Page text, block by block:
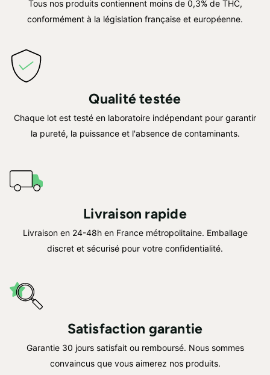
Tous nos produits contiennent moins de 0,3% de THC,
conformément à la législation française et européenne.
Qualité testée
Chaque lot est testé en laboratoire indépendant pour garantir
la pureté, la puissance et l'absence de contaminants.
Livraison rapide
Livraison en 24-48h en France métropolitaine. Emballage
discret et sécurisé pour votre confidentialité.
Satisfaction garantie
Garantie 30 jours satisfait ou remboursé. Nous sommes
convaincus que vous aimerez nos produits.